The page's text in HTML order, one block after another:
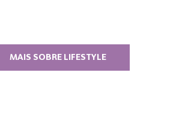
MAIS SOBRE LIFESTYLE